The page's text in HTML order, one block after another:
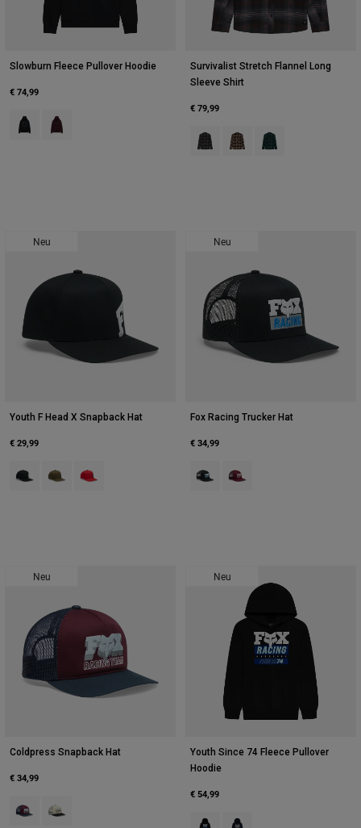
Slowburn Fleece Pullover Hoodie
€ 74,99
Product swatch type of Schwarz.
Product swatch type of Dunkles Kastanienbraun.
Survivalist Stretch Flannel Long
Sleeve Shirt
€ 79,99
Product swatch type of Schwarz.
Product swatch type of
Product swatch
Neu
Youth F Head X Snapback Hat
€ 29,99
Product swatch type of Schwarz.
Product swatch type of Olivgrün.
Product swatch type of Rot.
Neu
Fox Racing Trucker Hat
€ 34,99
Product swatch type of Schwarz.
Product swatch type of
Neu
Coldpress Snapback Hat
€ 34,99
Product swatch type of Dunkles Kastanienbraun.
Product swatch type of Pearl White.
Neu
Youth Since 74 Fleece Pullover
Hoodie
€ 54,99
Product swatch type of Schwarz.
Product swatch type of